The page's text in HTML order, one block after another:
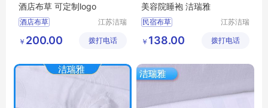
酒店布草 可定制logo
酒店布草
酒店床上用品
民宿布草
江苏洁瑞
有限公司
￥ 200.00 拨打电话
美容院睡袍 洁瑞雅
民宿布草
客房布草 酒店睡袍
江苏洁瑞
有限公司
￥ 138.00 拨打电话